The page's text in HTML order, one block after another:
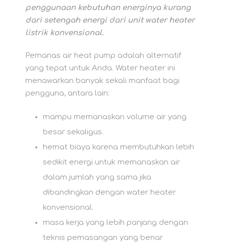
penggunaan kebutuhan energinya kurang
dari setengah energi dari unit water heater
listrik konvensional.
Pemanas air heat pump adalah alternatif
yang tepat untuk Anda. Water heater ini
menawarkan banyak sekali manfaat bagi
pengguna, antara lain:
mampu memanaskan volume air yang
besar sekaligus.
hemat biaya karena membutuhkan lebih
sedikit energi untuk memanaskan air
dalam jumlah yang sama jika
dibandingkan dengan water heater
konvensional.
masa kerja yang lebih panjang dengan
teknis pemasangan yang benar